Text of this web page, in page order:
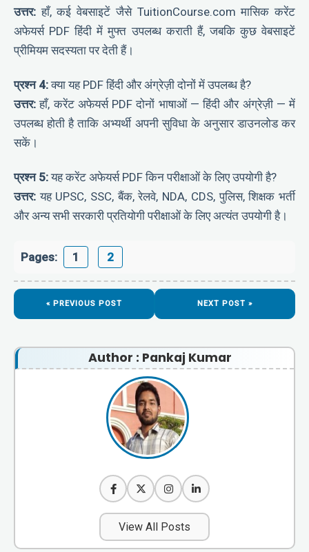
उत्तर: हाँ, कई वेबसाइटें जैसे TuitionCourse.com मासिक करेंट
अफेयर्स PDF हिंदी में मुफ्त उपलब्ध कराती हैं, जबकि कुछ वेबसाइटें
प्रीमियम सदस्यता पर देती हैं।
प्रश्न 4:क्या यह PDF हिंदी और अंग्रेज़ी दोनों में उपलब्ध है?
उत्तर: हाँ, करेंट अफेयर्स PDF दोनों भाषाओं — हिंदी और अंग्रेज़ी — में
उपलब्ध होती है ताकि अभ्यर्थी अपनी सुविधा के अनुसार डाउनलोड कर
सकें।
प्रश्न 5:यह करेंट अफेयर्स PDF किन परीक्षाओं के लिए उपयोगी है?
उत्तर: यह UPSC, SSC, बैंक, रेलवे, NDA, CDS, पुलिस, शिक्षक भर्ती
और अन्य सभी सरकारी प्रतियोगी परीक्षाओं के लिए अत्यंत उपयोगी है।
Pages: 1 2
« PREVIOUS POST NEXT POST »
Author : Pankaj Kumar
View All Posts